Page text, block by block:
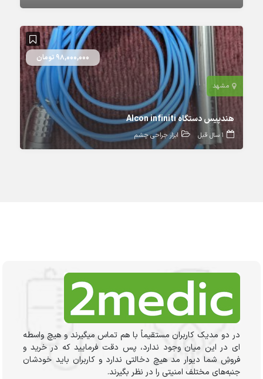
مشهد
98,000,000 تومان
هندپیس دستگاه Alcon infiniti
1 سال قبل ابزار جراحی چشم
در دو مدیک کاربران مستقیماً با هم تماس میگیرند و هیچ واسطه
ای در این میان وجود ندارد، پس دقت فرمایید که در خرید و
فروشِ شما دیوار مد هیچ دخالتی ندارد و کاربران باید خودشان
جنبه‌های مختلف امنیتی را در نظر بگیرند.